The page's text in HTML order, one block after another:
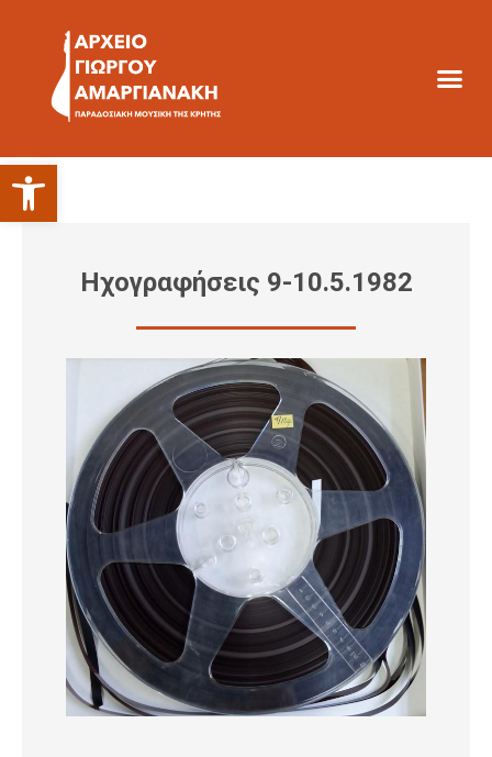
Ανοίξτε τη γραμμή εργαλείων
Ηχογραφήσεις 9-10.5.1982